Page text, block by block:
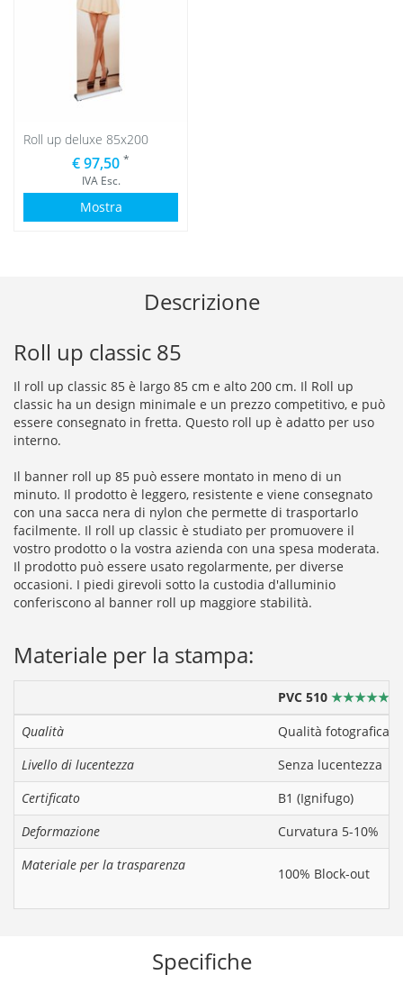
Roll up deluxe 85x200
€ 97,50 *
IVA Esc.
Mostra
Descrizione
Roll up classic 85
Il roll up classic 85 è largo 85 cm e alto 200 cm. Il Roll up
classic ha un design minimale e un prezzo competitivo, e può
essere consegnato in fretta. Questo roll up è adatto per uso
interno.
Il banner roll up 85 può essere montato in meno di un
minuto. Il prodotto è leggero, resistente e viene consegnato
con una sacca nera di nylon che permette di trasportarlo
facilmente. Il roll up classic è studiato per promuovere il
vostro prodotto o la vostra azienda con una spesa moderata.
Il prodotto può essere usato regolarmente, per diverse
occasioni. I piedi girevoli sotto la custodia d'alluminio
conferiscono al banner roll up maggiore stabilità.
Materiale per la stampa:
PVC 510 ★★★★★
Qualità
Qualità fotografica
Livello di lucentezza
Senza lucentezza
Certificato
B1 (Ignifugo)
Deformazione
Curvatura 5-10%
Materiale per la trasparenza
100% Block-out
Specifiche